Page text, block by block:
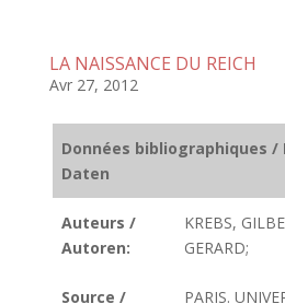
LA NAISSANCE DU REICH
Avr 27, 2012
Données bibliographiques
Daten
Auteurs /
Autoren:
KREBS,
GERARD;
Source /
PARIS.